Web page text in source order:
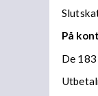
På
De